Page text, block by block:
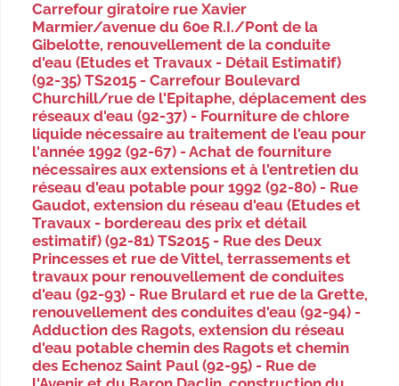
Carrefour giratoire rue Xavier
Marmier/avenue du 60e R.I./Pont de la
Gibelotte, renouvellement de la conduite
d'eau (Etudes et Travaux - Détail Estimatif)
(92-35) TS2015 - Carrefour Boulevard
Churchill/rue de l'Epitaphe, déplacement des
réseaux d'eau (92-37) - Fourniture de chlore
liquide nécessaire au traitement de l'eau pour
l'année 1992 (92-67) - Achat de fourniture
nécessaires aux extensions et à l'entretien du
réseau d'eau potable pour 1992 (92-80) - Rue
Gaudot, extension du réseau d'eau (Etudes et
Travaux - bordereau des prix et détail
estimatif) (92-81) TS2015 - Rue des Deux
Princesses et rue de Vittel, terrassements et
travaux pour renouvellement de conduites
d'eau (92-93) - Rue Brulard et rue de la Grette,
renouvellement des conduites d'eau (92-94) -
Adduction des Ragots, extension du réseau
d'eau potable chemin des Ragots et chemin
des Echenoz Saint Paul (92-95) - Rue de